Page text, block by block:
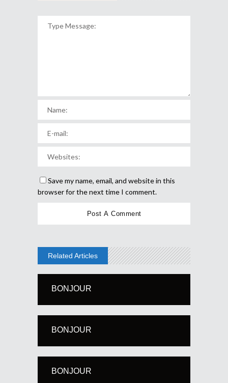
Save my name, email, and website in this
browser for the next time I comment.
Related Articles
BONJOUR
BONJOUR
BONJOUR